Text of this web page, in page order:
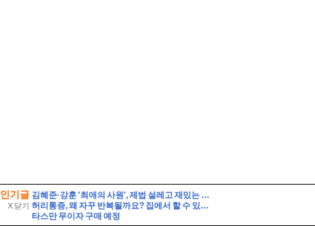
인기글
X 닫기
김혜준·강훈 '최애의 사원', 제법 설레고 재밌는 덕질 로맨스
허리통증, 왜 자꾸 반복될까요? 집에서 할 수 있는 관리법과 지압법 총정리 by 상봉역안마원 편백힐링안마원
타스만 무이자 구매 예정